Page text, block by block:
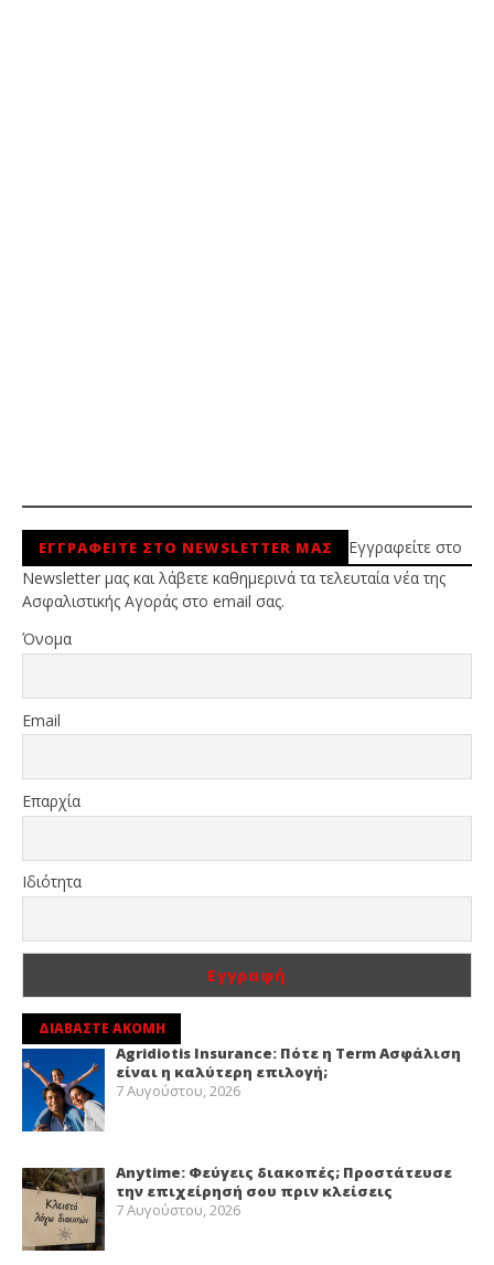
ΕΓΓΡΑΦΕΙΤΕ ΣΤΟ NEWSLETTER ΜΑΣ
Εγγραφείτε στο
Newsletter μας και λάβετε καθημερινά τα τελευταία νέα της
Ασφαλιστικής Αγοράς στο email σας.
Όνομα
Email
Επαρχία
Ιδιότητα
ΔΙΑΒΑΣΤΕ ΑΚΟΜΗ
Agridiotis Insurance: Πότε η Term Ασφάλιση
είναι η καλύτερη επιλογή;
7 Αυγούστου, 2026
Anytime: Φεύγεις διακοπές; Προστάτευσε
την επιχείρησή σου πριν κλείσεις
7 Αυγούστου, 2026